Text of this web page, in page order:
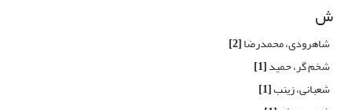
ش
شاهرودی، محمدرضا[2]
شخم گر، حمید[1]
شعبانی، زینب[1]